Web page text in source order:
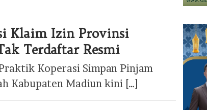
Klaim Izin Provinsi
Terdaftar Resmi
Koperasi Simpan Pinjam
Kabupaten Madiun kini […]